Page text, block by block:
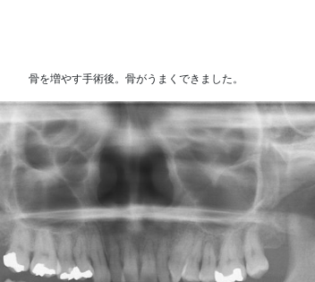
骨を増やす手術後。骨がうまくできました。